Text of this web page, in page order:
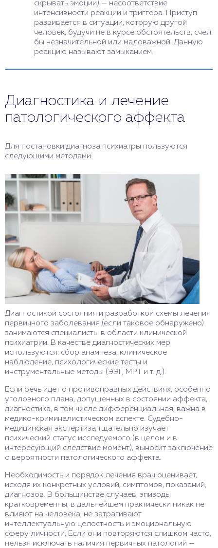
скрывать эмоции) — несоответствие
интенсивности реакции и триггера. Приступ
развивается в ситуации, которую другой
человек, будучи не в курсе обстоятельств, счел
бы незначительной или маловажной. Данную
реакцию называют замыканием.
Диагностика и лечение
патологического аффекта
Для постановки диагноза психиатры пользуются
следующими методами:
Диагностикой состояния и разработкой схемы лечения
первичного заболевания (если таковое обнаружено)
занимаются специалисты в области клинической
психиатрии. В качестве диагностических мер
используются: сбор анамнеза, клиническое
наблюдение, психологические тесты и
инструментальные методы (ЭЭГ, МРТ и т. д.).
Если речь идет о противоправных действиях, особенно
уголовного плана, допущенных в состоянии аффекта,
диагностика, в том числе дифференциальная, важна в
медико-криминалистическом аспекте. Судебно-
медицинская экспертиза тщательно изучает
психический статус исследуемого (в целом и в
интересующий следствие момент), выносит заключение
о вероятности патологического аффекта.
Необходимость и порядок лечения врач оценивает,
исходя их конкретных условий, симптомов, показаний,
диагнозов. В большинстве случаев, эпизоды
кратковременны, в дальнейшем практически никак не
влияют на человека, не затрагивают
интеллектуальную целостность и эмоциональную
сферу личности. Если они повторяются слишком часто,
нельзя исключать наличия первичных патологий —